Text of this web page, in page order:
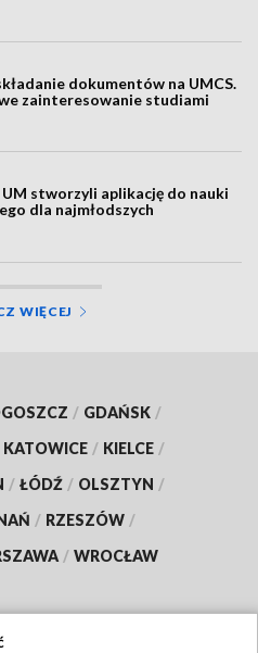
dokumentów na UMCS.
zainteresowanie studiami
stworzyli aplikację do nauki
dla najmłodszych
WIĘCEJ
/ GDAŃSK /
KATOWICE / KIELCE /
/ ŁÓDŹ / OLSZTYN /
/ RZESZÓW /
/ WROCŁAW